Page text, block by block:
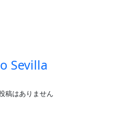
Sevilla
稿はありません